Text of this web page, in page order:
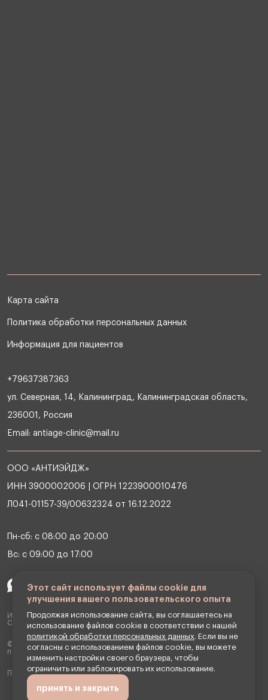
Карта сайта
Политика обработки персональных данных
Информация для пациентов
+79637387363
ул. Северная, 14, Калининград, Калининградская область,
236001, Россия
Email: antiage-clinic@mail.ru
ООО «АНТИЭЙДЖ»
ИНН 3900002006 | ОГРН 1223900010476
Л041-01157-39/00632324 от 16.12.2022
Пн-сб: с 08:00 до 20:00
Вс: с 09:00 до 17:00
ИМЕЮТСЯ ПРОТИВОПОКАЗАНИЯ НЕОБХОДИМА КОНСУЛЬТАЦИЯ
СПЕЦИАЛИСТА
© 2026 OOO Клиника антивозрастной медицины «АНТИЭЙДЖ». Все
права защищены.
Превентивная медицина и косметология
Этот сайт использует файлы cookie для
улучшения вашего пользовательского опыта
Продолжая использование сайта, вы соглашаетесь на
использование файлов cookie в соответствии с нашей
политикой обработки персональных данных. Если вы не
согласны с использованием файлов cookie, вы можете
изменить настройки своего браузера, чтобы
ограничить или заблокировать их использование.
принять и закрыть